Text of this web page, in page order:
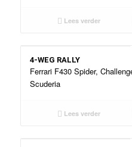
Lees verder
4-WEG RALLY
Ferrari F430 Spider,
Scuderia
Lees verder